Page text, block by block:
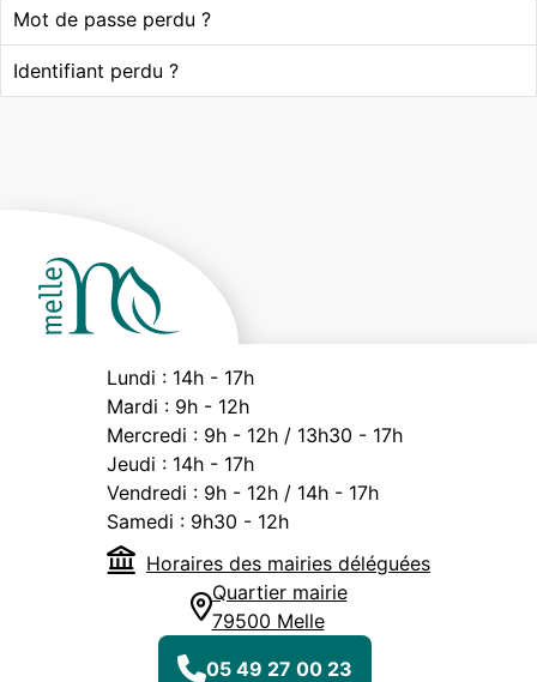
Mot de passe perdu ?
Identifiant perdu ?
Quartier mairie
79500 Melle
05 49 27 00 23
Lundi : 14h - 17h
Mardi : 9h - 12h
Mercredi : 9h - 12h / 13h30 - 17h
Jeudi : 14h - 17h
Vendredi : 9h - 12h / 14h - 17h
Samedi : 9h30 - 12h
Horaires des mairies déléguées